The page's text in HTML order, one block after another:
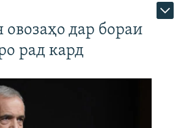
дар бораи
рад кард